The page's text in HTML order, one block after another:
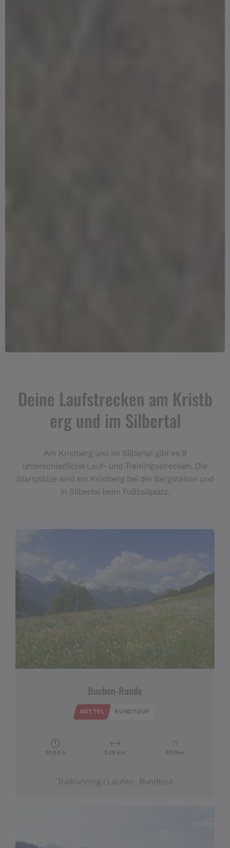
Deine Laufstrecken am Kristb
erg und im Silbertal
Am Kristberg und im Silbertal gibt es 9
unterschiedliche Lauf- und Trainingsstrecken. Die
Startplätze sind am Kristberg bei der Bergstation und
in Silbertal beim Fußballplatz.
Buchen-Runde
MITTEL RUNDTOUR
01:39 h 8,19 km 411 hm
Trailrunning | Laufen · Rundtour